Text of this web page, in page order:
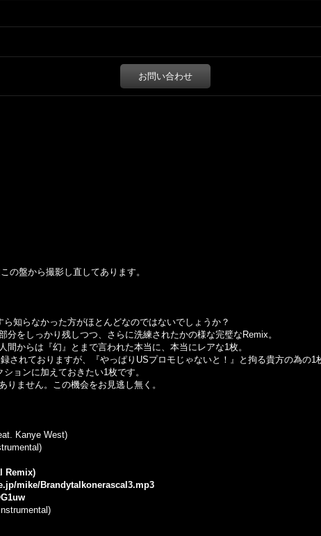
お問い合わせ
の盤から撮影し直してあります。
知らなかった方がほとんどなのではないでしょうか？
分をしっかり残しつつ、さらに洗練されたかの様な完璧なRemix。
間からは『幻』とまで言われた本当に、本当にレアな1枚。
されておりますが、『やっぱりUSプロモじゃないと！』と拘る貴方の為の1
ョンに加えておきたい1枚です。
ません。この機会をお見逃し無く。
Kanye West)
Remix)
mike/Brandytalkonerascal3.mp3